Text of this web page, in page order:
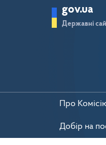
gov.ua
Державні
Про
Добір на